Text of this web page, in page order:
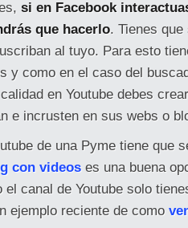
si en Facebook
que hacerlo. Tienes
al tuyo. Para esto
y como en el caso del
en Youtube debes
e incrusten en sus webs o
de una Pyme tiene que
con videos es una buena
canal de Youtube solo
ejemplo reciente de como